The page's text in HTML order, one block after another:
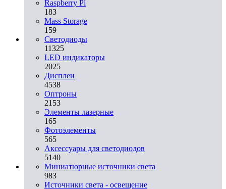
Raspberry Pi
183
Mass Storage
159
Светодиоды
11325
LED индикаторы
2025
Дисплеи
4538
Оптроны
2153
Элементы лазерные
165
Фотоэлементы
565
Аксессуары для светодиодов
5140
Миниатюрные источники света
983
Источники света - освещение